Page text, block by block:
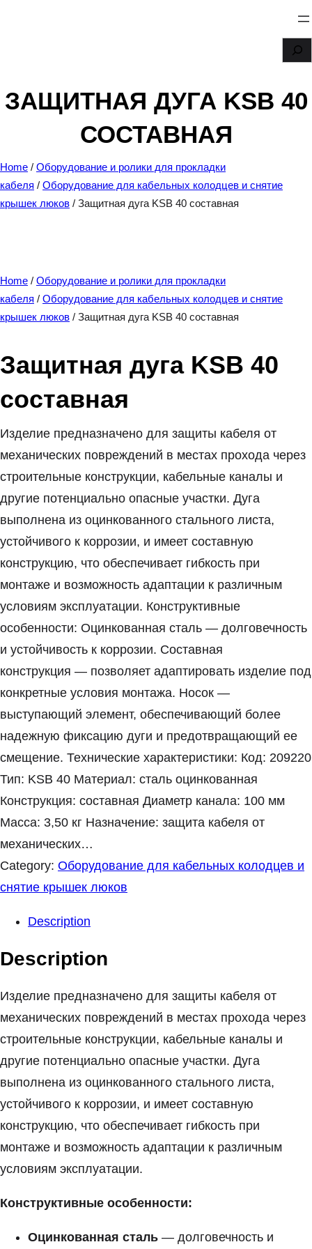
a
ЗАЩИТНАЯ ДУГА KSB 40
СОСТАВНАЯ
Home / Оборудование и ролики для прокладки
кабеля / Оборудование для кабельных колодцев и снятие
крышек люков / Защитная дуга KSB 40 составная
Home / Оборудование и ролики для прокладки
кабеля / Оборудование для кабельных колодцев и снятие
крышек люков / Защитная дуга KSB 40 составная
Защитная дуга KSB 40
составная
Изделие предназначено для защиты кабеля от
механических повреждений в местах прохода через
строительные конструкции, кабельные каналы и
другие потенциально опасные участки. Дуга
выполнена из оцинкованного стального листа,
устойчивого к коррозии, и имеет составную
конструкцию, что обеспечивает гибкость при
монтаже и возможность адаптации к различным
условиям эксплуатации. Конструктивные
особенности: Оцинкованная сталь — долговечность
и устойчивость к коррозии. Составная
конструкция — позволяет адаптировать изделие под
конкретные условия монтажа. Носок —
выступающий элемент, обеспечивающий более
надежную фиксацию дуги и предотвращающий ее
смещение. Технические характеристики: Код: 209220
Тип: KSB 40 Материал: сталь оцинкованная
Конструкция: составная Диаметр канала: 100 мм
Масса: 3,50 кг Назначение: защита кабеля от
механических…
Category: Оборудование для кабельных колодцев и
снятие крышек люков
Description
Description
Изделие предназначено для защиты кабеля от
механических повреждений в местах прохода через
строительные конструкции, кабельные каналы и
другие потенциально опасные участки. Дуга
выполнена из оцинкованного стального листа,
устойчивого к коррозии, и имеет составную
конструкцию, что обеспечивает гибкость при
монтаже и возможность адаптации к различным
условиям эксплуатации.
Конструктивные особенности:
Оцинкованная сталь — долговечность и